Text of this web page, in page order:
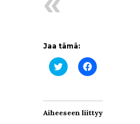
Jaa tämä:
Jaa
Twitterissä(Avautuu
Jaa
Aiheeseen liittyy